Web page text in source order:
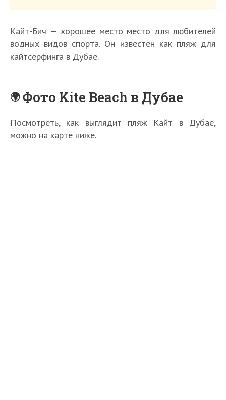
Кайт-Бич — хорошее место место для любителей
водных видов спорта. Он известен как пляж для
кайтсёрфинга в Дубае.
Фото Kite Beach в Дубае
Посмотреть, как выглядит пляж Кайт в Дубае,
можно на карте ниже.